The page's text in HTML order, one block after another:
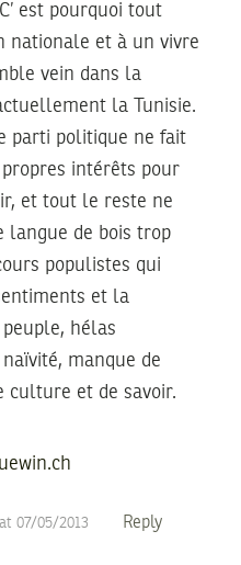
est pourquoi tout
nationale et à un vivre
vein dans la
la Tunisie.
parti politique ne fait
intérêts pour
et tout le reste ne
langue de bois trop
populistes qui
et la
hélas
manque de
culture et de savoir.
07/05/2013 Reply